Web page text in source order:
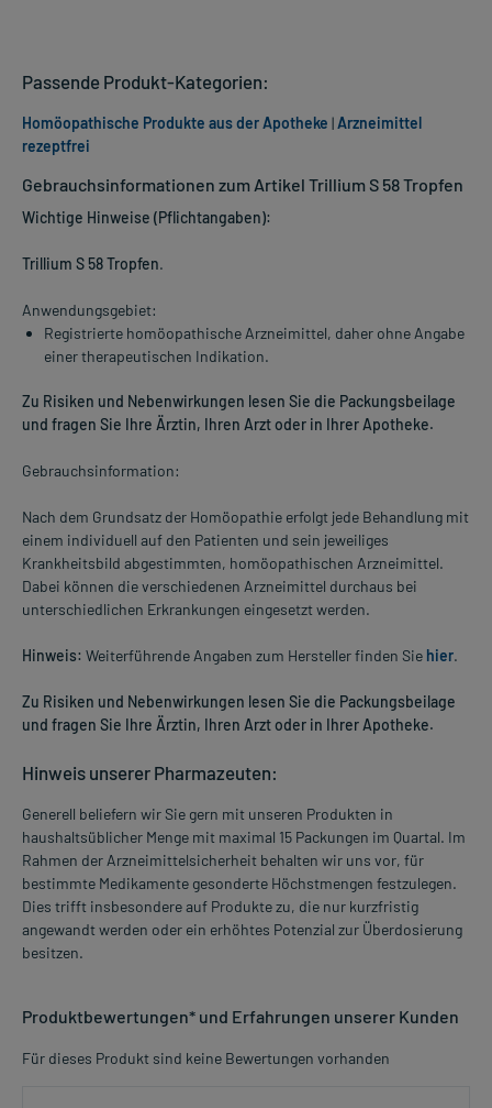
Gebrauchsinformationen zum Artikel Trillium S 58 Tropfen
Wichtige Hinweise (Pflichtangaben):
Trillium S 58 Tropfen.
Anwendungsgebiet:
Registrierte homöopathische Arzneimittel, daher ohne Angabe
einer therapeutischen Indikation.
Zu Risiken und Nebenwirkungen lesen Sie die Packungsbeilage
und fragen Sie Ihre Ärztin, Ihren Arzt oder in Ihrer Apotheke.
Gebrauchsinformation:
Nach dem Grundsatz der Homöopathie erfolgt jede Behandlung mit
einem individuell auf den Patienten und sein jeweiliges
Krankheitsbild abgestimmten, homöopathischen Arzneimittel.
Dabei können die verschiedenen Arzneimittel durchaus bei
unterschiedlichen Erkrankungen eingesetzt werden.
Hinweis: Weiterführende Angaben zum Hersteller finden Sie hier.
Zu Risiken und Nebenwirkungen lesen Sie die Packungsbeilage
und fragen Sie Ihre Ärztin, Ihren Arzt oder in Ihrer Apotheke.
Hinweis unserer Pharmazeuten:
Generell beliefern wir Sie gern mit unseren Produkten in
haushaltsüblicher Menge mit maximal 15 Packungen im Quartal. Im
Rahmen der Arzneimittelsicherheit behalten wir uns vor, für
bestimmte Medikamente gesonderte Höchstmengen festzulegen.
Dies trifft insbesondere auf Produkte zu, die nur kurzfristig
angewandt werden oder ein erhöhtes Potenzial zur Überdosierung
besitzen.
Produktbewertungen* und Erfahrungen unserer Kunden
Für dieses Produkt sind keine Bewertungen vorhanden
Passende Produkt-Kategorien:
Homöopathische Produkte aus der Apotheke |Arzneimittel
rezeptfrei